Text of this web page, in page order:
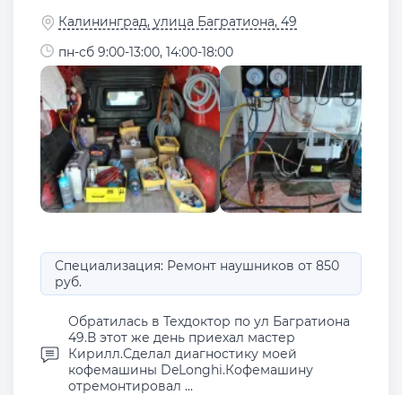
Калининград, улица Багратиона, 49
пн-сб 9:00-13:00, 14:00-18:00
Специализация: Ремонт наушников от 850
руб.
Обратилась в Техдоктор по ул Багратиона
49.В этот же день приехал мастер
Кирилл.Сделал диагностику моей
кофемашины DeLonghi.Кофемашину
отремонтировал ...